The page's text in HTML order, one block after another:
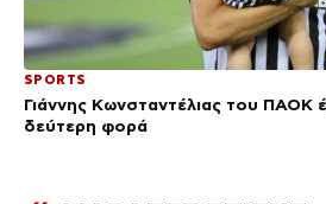
SPORTS
Γιάννης Κωνσταντέλιας του ΠΑΟΚ
δεύτερη φορά